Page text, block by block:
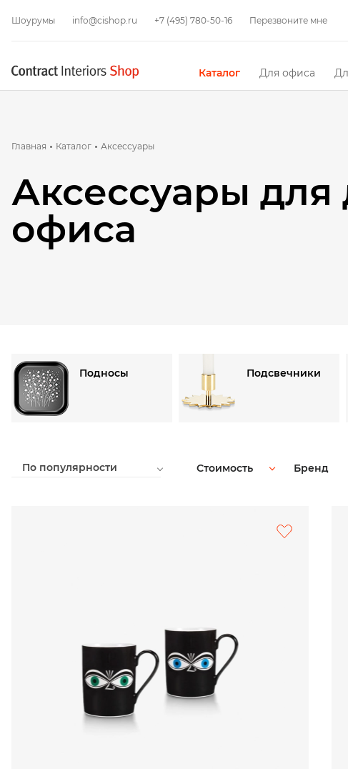
Шоурумы info@cishop.ru +7 (495) 780-50-16 Перезвоните мне
Каталог Для офиса
Главная Каталог Аксессуары
Аксессуары для
офиса
Подносы Подсвечники
По популярности Стоимость Бренд